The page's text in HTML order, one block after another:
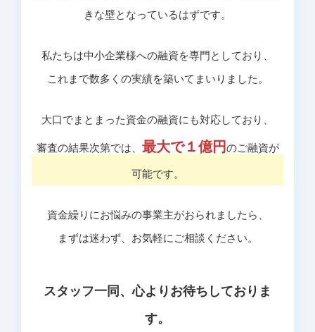
きな壁となっているはずです。
私たちは中小企業様への融資を専門としており、
これまで数多くの実績を築いてまいりました。
大口でまとまった資金の融資にも対応しており、
審査の結果次第では、 最大で１億円のご融資が
可能です。
資金繰りにお悩みの事業主がおられましたら、
まずは迷わず、お気軽にご相談ください。
スタッフ一同、心よりお待ちしておりま
す。